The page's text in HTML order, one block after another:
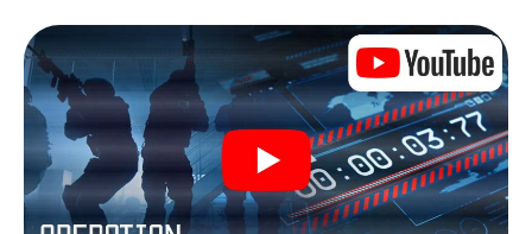
und vor allem: Vertrauen Sie niemandem!
Anders als in einem klassischen Escape Room in
Lambersart sind Sie also nicht in ein Zimmer eingesperrt,
aus dem Sie sich in einem vorgegebenen Zeitfenster
befreien müssen. Diese Smartphone Schnitzeljagd erklärt
ganz Lambersart zu Ihrem persönlichen Spielfeld! Die
technische Voraussetzung für Ihr Agentenabenteuer in
Lambersart: Ein Smartphone mit Zugang ins mobile